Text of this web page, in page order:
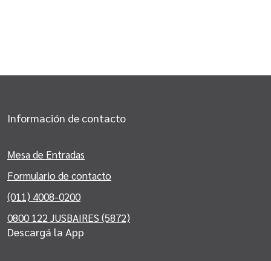
Información de contacto
Mesa de Entradas
Formulario de contacto
(011) 4008-0200
0800 122 JUSBAIRES (5872)
Descargá la App